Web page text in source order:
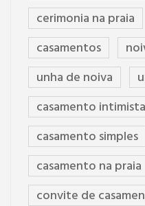
cerimonia na praia
casamentos
unha de noiva
casamento intimista
casamento simples
casamento na praia
convite de